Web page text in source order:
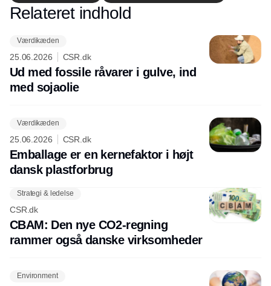
Annonce
Relateret indhold
Værdikæden
25.06.2026 CSR.dk
Ud med fossile råvarer i gulve, ind
med sojaolie
Værdikæden
25.06.2026 CSR.dk
Emballage er en kernefaktor i højt
dansk plastforbrug
Strategi & ledelse
CSR.dk
CBAM: Den nye CO2-regning
rammer også danske virksomheder
Environment